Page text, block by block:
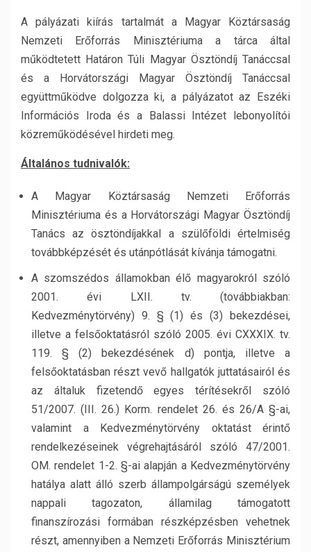
A pályázati kiírás tartalmát a Magyar Köztársaság
Nemzeti Erőforrás Minisztériuma a tárca által
működtetett Határon Túli Magyar Ösztöndíj Tanáccsal
és a Horvátországi Magyar Ösztöndíj Tanáccsal
együttműködve dolgozza ki, a pályázatot az Eszéki
Információs Iroda és a Balassi Intézet lebonyolítói
közreműködésével hirdeti meg.
Általános tudnivalók:
A Magyar Köztársaság Nemzeti Erőforrás
Minisztériuma és a Horvátországi Magyar Ösztöndíj
Tanács az ösztöndíjakkal a szülőföldi értelmiség
továbbképzését és utánpótlását kívánja támogatni.
A szomszédos államokban élő magyarokról szóló
2001. évi LXII. tv. (továbbiakban:
Kedvezménytörvény) 9. § (1) és (3) bekezdései,
illetve a felsőoktatásról szóló 2005. évi CXXXIX. tv.
119. § (2) bekezdésének d) pontja, illetve a
felsőoktatásban részt vevő hallgatók juttatásairól és
az általuk fizetendő egyes térítésekről szóló
51/2007. (III. 26.) Korm. rendelet 26. és 26/A §-ai,
valamint a Kedvezménytörvény oktatást érintő
rendelkezéseinek végrehajtásáról szóló 47/2001.
OM. rendelet 1-2. §-ai alapján a Kedvezménytörvény
hatálya alatt álló szerb állampolgárságú személyek
nappali tagozaton, államilag támogatott
finanszírozási formában részképzésben vehetnek
részt, amennyiben a Nemzeti Erőforrás Minisztérium